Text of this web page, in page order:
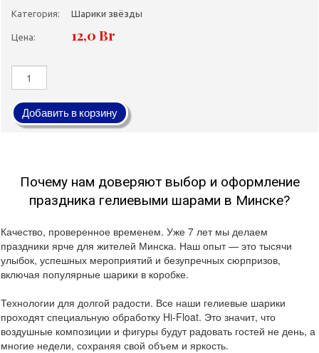
Категория: Шарики звёзды
Цена: 12,0 Br
Добавить в корзину
Почему нам доверяют выбор и оформление
праздника гелиевыми шарами в Минске?
Качество, проверенное временем. Уже 7 лет мы делаем
праздники ярче для жителей Минска. Наш опыт — это тысячи
улыбок, успешных мероприятий и безупречных сюрпризов,
включая популярные шарики в коробке.
Технологии для долгой радости. Все наши гелиевые шарики
проходят специальную обработку Hi-Float. Это значит, что
воздушные композиции и фигуры будут радовать гостей не день, а
многие недели, сохраняя свой объем и яркость.